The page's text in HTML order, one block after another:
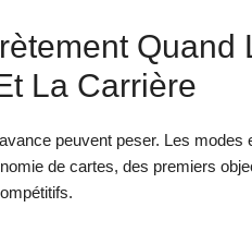
Quand
La Carrière
peuvent peser. Les
de cartes, des premiers